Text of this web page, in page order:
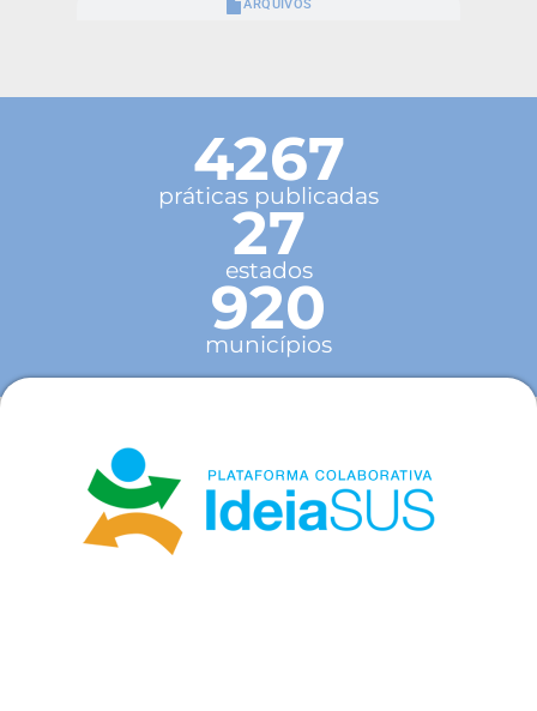
ARQUIVOS
4267
práticas publicadas
27
estados
920
municípios